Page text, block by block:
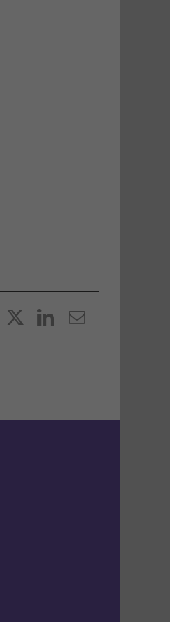
FacebookLinkedIn
E-